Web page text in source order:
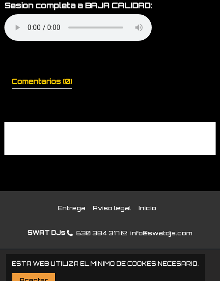
Sesion completa a BAJA CALIDAD:
Comentarios (0)
Entrega Aviso legal Inicio
SWAT DJs 630 384 317 info@swatdjs.com
ESTA WEB UTILIZA EL MINIMO DE COOKES NECESARIO.